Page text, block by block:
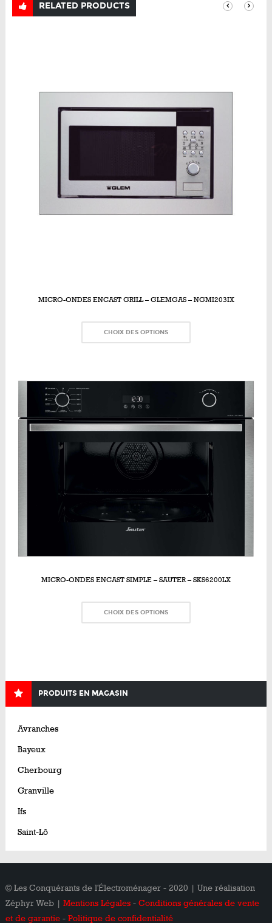
RELATED PRODUCTS
MICRO-ONDES ENCAST GRILL – GLEMGAS – NGMI203IX
CHOIX DES OPTIONS
MICRO-ONDES ENCAST SIMPLE – SAUTER – SKS6200LX
CHOIX DES OPTIONS
PRODUITS EN MAGASIN
Avranches
Bayeux
Cherbourg
Granville
Ifs
Saint-Lô
© Les Conquérants de l'Électroménager - 2020 | Une réalisation
Zéphyr Web | Mentions Légales - Conditions générales de vente
et de garantie - Politique de confidentialité